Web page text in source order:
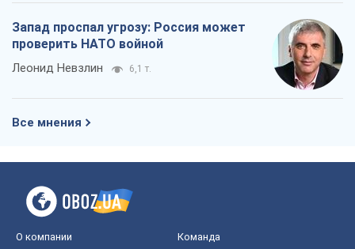
Запад проспал угрозу: Россия может
проверить НАТО войной
Леонид Невзлин 6,1 т.
Все мнения
О компании Команда